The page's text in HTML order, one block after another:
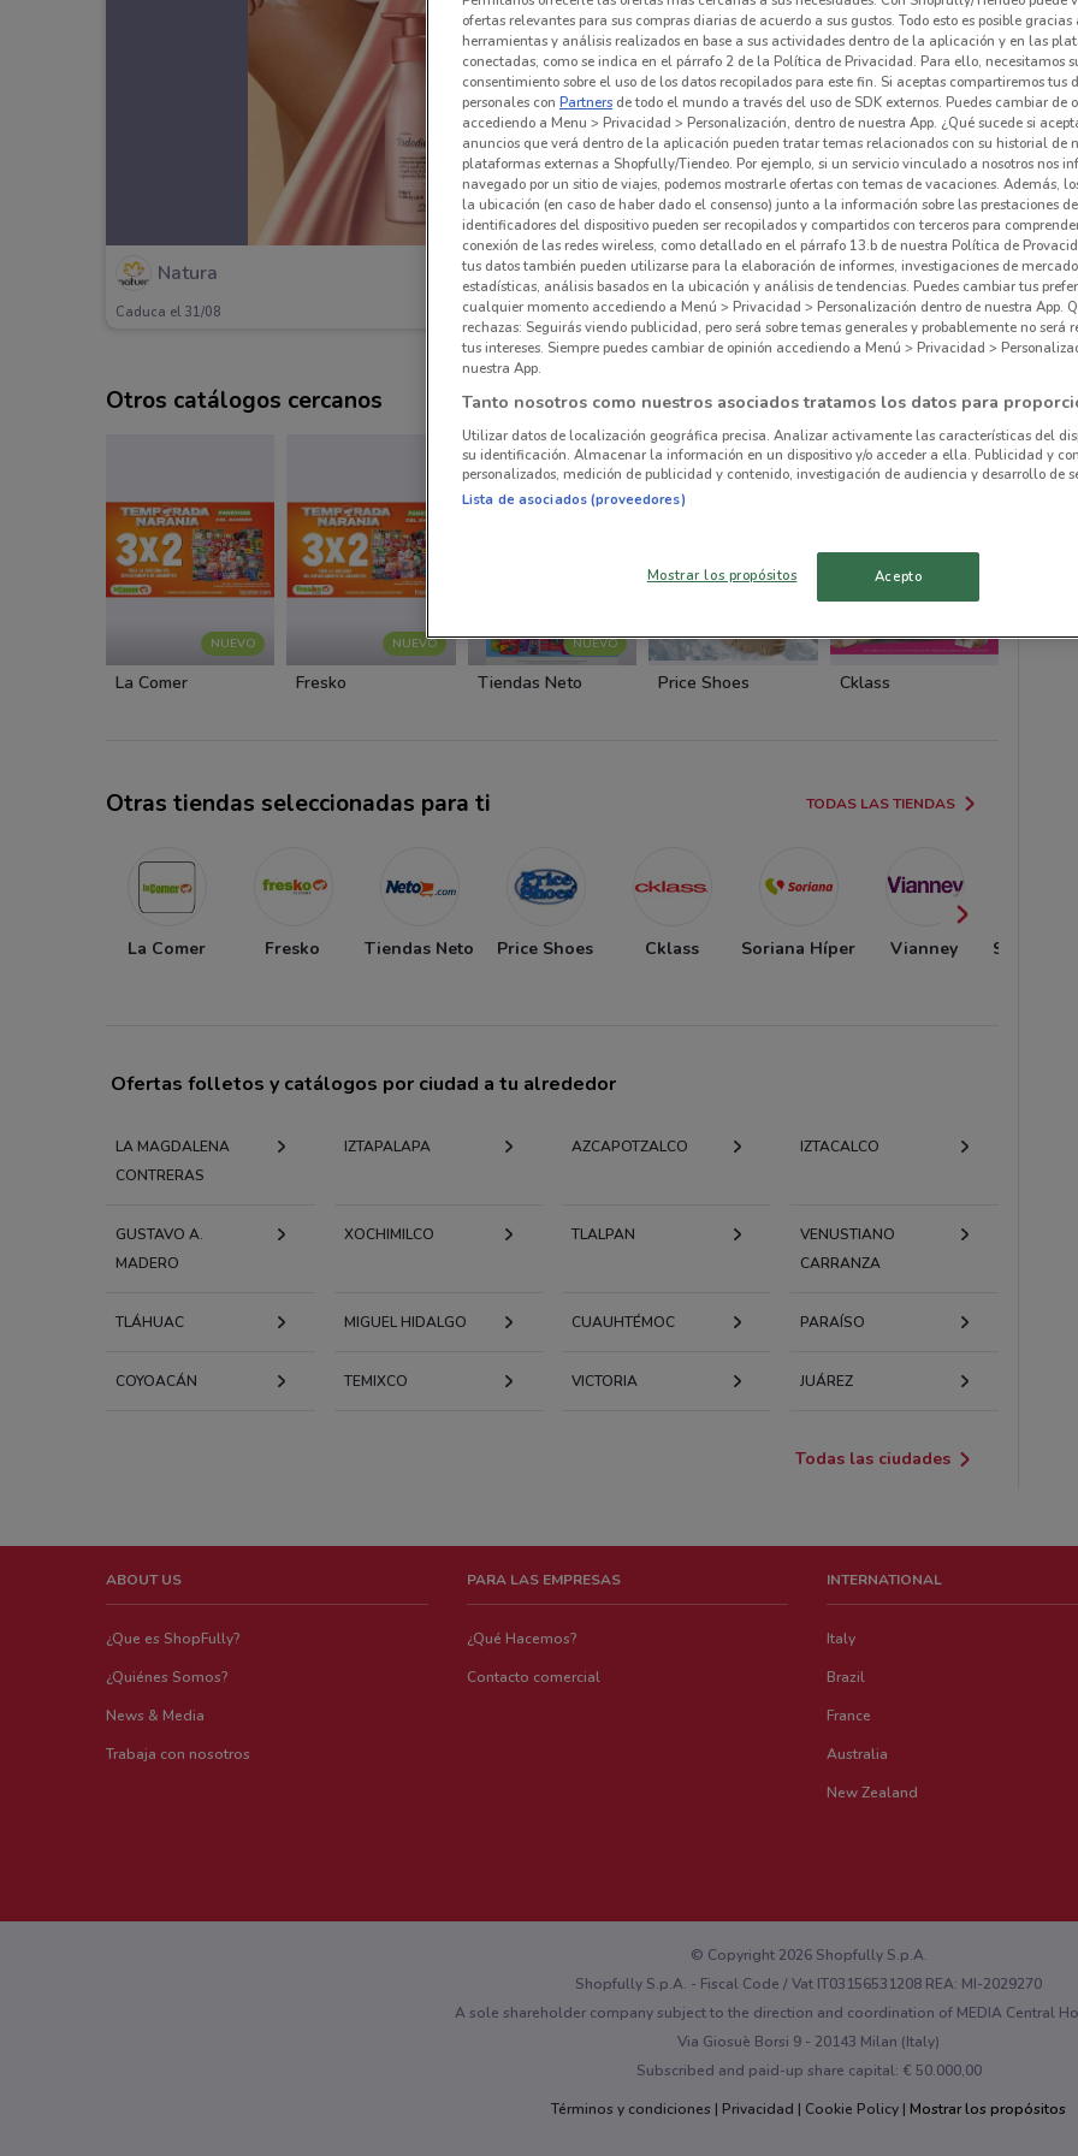
Natura
Caduca el 31/08 15 km
Otros catálogos cercanos
NUEVO
La Comer
NUEVO
Fresko
NUEVO
Tiendas Neto Price Shoes Cklass
Otras tiendas seleccionadas para ti TODAS LAS TIENDAS
La Comer Fresko Tiendas Neto Price Shoes Cklass Soriana Híper Vianney Soriana
Ofertas folletos y catálogos por ciudad a tu alrededor
LA MAGDALENA
CONTRERAS
IZTAPALAPA AZCAPOTZALCO IZTACALCO
GUSTAVO A.
MADERO
XOCHIMILCO TLALPAN
VENUSTIANO
CARRANZA
TLÁHUAC MIGUEL HIDALGO CUAUHTÉMOC PARAÍSO
COYOACÁN TEMIXCO VICTORIA JUÁREZ
Todas las ciudades
ABOUT US
¿Que es ShopFully?
¿Quiénes Somos?
News & Media
Trabaja con nosotros
PARA LAS EMPRESAS
¿Qué Hacemos?
Contacto comercial
INTERNATIONAL
Italy
Brazil
France
Australia
New Zealand
© Copyright 2026 Shopfully S.p.A.
Shopfully S.p.A. - Fiscal Code / Vat IT03156531208 REA: MI-2029270
A sole shareholder company subject to the direction and coordination of MEDIA Central
Via Giosuè Borsi 9 - 20143 Milan (Italy)
Subscribed and paid-up share capital: € 50.000,00
Términos y condiciones
Privacidad Cookie Policy Mostrar los propósitos
ofertas relevantes para sus compras diarias de acuerdo a sus gustos. Todo esto es posible gracias
herramientas y análisis realizados en base a sus actividades dentro de la aplicación y en las
conectadas, como se indica en el párrafo 2 de la Política de Privacidad. Para ello, necesitamos
consentimiento sobre el uso de los datos recopilados para este fin. Si aceptas compartiremos tus
personales con Partners de todo el mundo a través del uso de SDK externos. Puedes cambiar de
accediendo a Menu > Privacidad > Personalización, dentro de nuestra App. ¿Qué sucede si
anuncios que verá dentro de la aplicación pueden tratar temas relacionados con su historial de
plataformas externas a Shopfully/Tiendeo. Por ejemplo, si un servicio vinculado a nosotros nos
navegado por un sitio de viajes, podemos mostrarle ofertas con temas de vacaciones. Además,
la ubicación (en caso de haber dado el consenso) junto a la información sobre las prestaciones
identificadores del dispositivo pueden ser recopilados y compartidos con terceros para
conexión de las redes wireless, como detallado en el párrafo 13.b de nuestra Política de
tus datos también pueden utilizarse para la elaboración de informes, investigaciones de
estadísticas, análisis basados en la ubicación y análisis de tendencias. Puedes cambiar tus
cualquier momento accediendo a Menú > Privacidad > Personalización dentro de nuestra App.
rechazas: Seguirás viendo publicidad, pero será sobre temas generales y probablemente no será
tus intereses. Siempre puedes cambiar de opinión accediendo a Menú > Privacidad >
nuestra App.
Tanto nosotros como nuestros asociados tratamos los datos para
Utilizar datos de localización geográfica precisa. Analizar activamente las características del
su identificación. Almacenar la información en un dispositivo y/o acceder a ella. Publicidad y
personalizados, medición de publicidad y contenido, investigación de audiencia y desarrollo de
Lista de asociados (proveedores)
Mostrar los propósitos Acepto